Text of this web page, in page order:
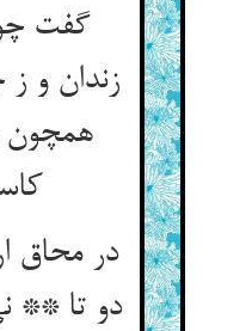
گفت
زندان و
همچون
در محاق
دو تا **